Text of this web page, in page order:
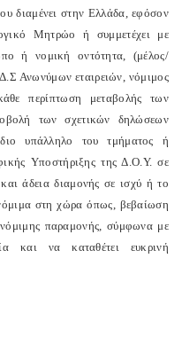
διαμένει στην Ελλάδα, εφόσον
Μητρώο ή συμμετέχει με
ή νομική οντότητα, (μέλος/
Δ.Σ Ανωνύμων εταιρειών, νόμιμος
περίπτωση μεταβολής των
των σχετικών δηλώσεων
υπάλληλο του τμήματος ή
Υποστήριξης της Δ.Ο.Υ. σε
άδεια διαμονής σε ισχύ ή το
νόμιμα στη χώρα όπως, βεβαίωση
παραμονής, σύμφωνα με
και να καταθέτει ευκρινή